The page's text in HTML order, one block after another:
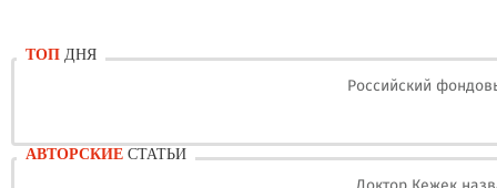
ТОП ДНЯ
Российский
АВТОРСКИЕ СТАТЬИ